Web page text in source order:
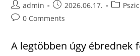
admin 2026.06.17.
0 Comments
A legtöbben úgy ébrednek